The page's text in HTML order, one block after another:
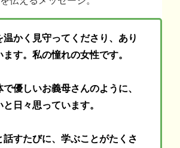
温かく見守ってくださり、あり
す。私の憧れの女性です。
優しいお義母さんのように、
日々思っています。
話すたびに、学ぶことがたくさ